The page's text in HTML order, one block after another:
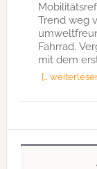
Trend weg
Fahrrad.
mit dem
[…